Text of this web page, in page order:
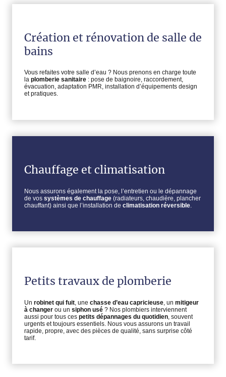
Création et rénovation de salle de
bains
Vous refaites votre salle d’eau ? Nous prenons en charge toute
la plomberie sanitaire : pose de baignoire, raccordement,
évacuation, adaptation PMR, installation d’équipements design
et pratiques.
Chauffage et climatisation
Nous assurons également la pose, l’entretien ou le dépannage
de vos systèmes de chauffage (radiateurs, chaudière, plancher
chauffant) ainsi que l’installation de climatisation réversible
Petits travaux de plomberie
Un robinet qui fuit , une chasse d’eau capricieuse , un mitigeur
à changer ou un siphon usé ? Nos plombiers interviennent
aussi pour tous ces petits dépannages du quotidien , souvent
urgents et toujours essentiels. Nous vous assurons un travail
rapide, propre, avec des pièces de qualité, sans surprise côté
tarif.